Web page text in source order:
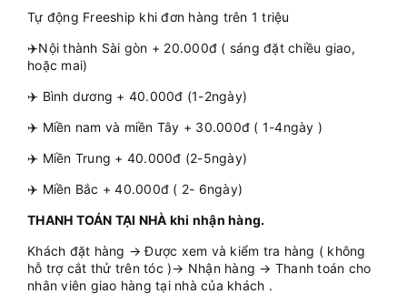
Tự động Freeship khi đơn hàng trên 1 triệu
✈️Nội thành Sài gòn + 20.000đ ( sáng đặt chiều giao,
hoặc mai)
✈️ Bình dương + 40.000đ (1-2ngày)
✈️ Miền nam và miền Tây + 30.000đ ( 1-4ngày )
✈️ Miền Trung + 40.000đ (2-5ngày)
✈️ Miền Bắc + 40.000đ ( 2- 6ngày)
THANH TOÁN TẠI NHÀ khi nhận hàng.
Khách đặt hàng → Được xem và kiểm tra hàng ( không
hỗ trợ cắt thử trên tóc )→ Nhận hàng → Thanh toán cho
nhân viên giao hàng tại nhà của khách .